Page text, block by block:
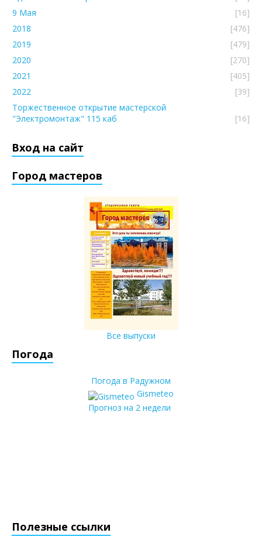
9 Мая
[16]
2018
[476]
2019
[479]
2020
[270]
2021
[405]
2022
[39]
Торжественное открытие мастерской
"Электромонтаж" 115 каб
[16]
Вход на сайт
Город мастеров
Все выпуски
Погода
Погода в Радужном
Gismeteo
Прогноз на 2 недели
Полезные ссылки